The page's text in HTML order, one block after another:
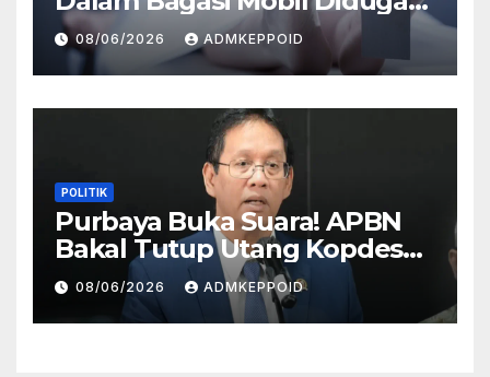
Terkait Hilangnya Bos Konter
HP
08/06/2026 ADMKEPPOID
POLITIK
Purbaya Buka Suara! APBN
Bakal Tutup Utang Kopdes
Rp 240 Triliun, Cicilan Rp 40
Triliun per Tahun
08/06/2026 ADMKEPPOID